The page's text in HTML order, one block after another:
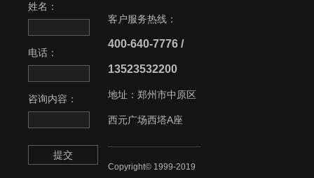
姓名：
电话：
咨询内容：
提交
客户服务热线：
400-640-7776 /
13523532200
地址：郑州市中原区
西元广场西塔A座
Copyright© 1999-2019